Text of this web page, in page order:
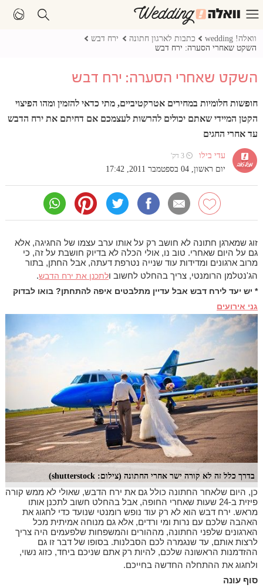
וואלה! wedding כתבות לארגון חתונה
ירח דבש
השקט שאחרי הסערה: ירח דבש
השקט שאחרי הסערה: ירח דבש
חופשות חלומיות במחירים אטרקטיביים, מתי כדאי להזמין ומהו הפיצוי
הקטן המיידי שאתם יכולים להרשות לעצמכם אם דחיתם את ירח הדבש
עד אחרי החגים
עדי בילו ⏲ 3 דק'
יום ראשון, 04 בספטמבר 2011, 17:42
זוג שמארגן חתונה לא חושב רק על אותו ערב עצמו של החגיגה, אלא
גם על היום שאחרי. טוב נו, אולי הכלה לא בדיוק חושבת על זה, כי
מרוב ארגונים ומדידות עוד שנייה נטרפת דעתה, אבל החתן, בתור
הג'נטלמן הרומנטי, צריך בהחלט לחשוב ולתכנן את ירח הדבש.
* יש יעד לירח דבש אבל עדיין מתלבטים איפה להתחתן? בואו לבדוק
גני אירועים
בדרך כלל זה לא קורה ישר אחרי החתונה (צילום: shutterstock)
כן, היום שלאחר החתונה כולל גם את ירח הדבש, שאולי לא ממש קורה
פיזית ב-24 שעות שאחרי החופה, אבל בהחלט חשוב לתכנן אותו
מראש. ירח דבש הוא לא רק עוד נופש רומנטי שנועד כדי לחגוג את
האהבה שלכם עם נרות ומי ורדים, אלא גם מנוחה אמיתית מכל
הארגונים שלפני החתונה, מההורים והמשפחות שלפעמים היה צריך
לרצות אותם, עד שנגמרה לכם הסבלנות. בסופו של דבר זו גם
ההזדמנות הראשונה שלכם, להיות רק אתם שניכם ביחד, כזוג נשוי,
ולחגוג את ההתחלה החדשה בחייכם.
סוף עונה